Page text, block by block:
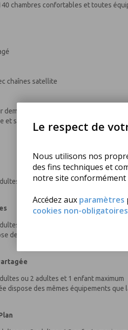
Le respect de
Nous utilisons nos
des fins techniques et
notre site
Accédez aux paramètres
cookies non-
chambres confortables et toutes
chaînes satellite
et sèche-cheveux
ou 2 adultes et 1 enfant maximum
ou 2 adultes et 2 enfants maximum
des mêmes équipements que la
ou 2 adultes et 1 enfant maximum
dispose des mêmes équipements